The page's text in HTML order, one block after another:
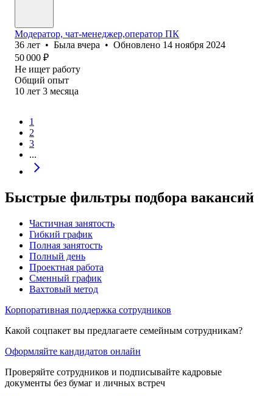
Модератор, чат-менеджер,оператор ПК
36 лет • Была вчера • Обновлено 14 ноября 2024
50 000 ₽
Не ищет работу
Общий опыт
10 лет 3 месяца
1
2
3
...
Быстрые фильтры подбора вакансий
Частичная занятость
Гибкий график
Полная занятость
Полный день
Проектная работа
Сменный график
Вахтовый метод
Корпоративная поддержка сотрудников
Какой соцпакет вы предлагаете семейным сотрудникам?
Оформляйте кандидатов онлайн
Проверяйте сотрудников и подписывайте кадровые
документы без бумаг и личных встреч